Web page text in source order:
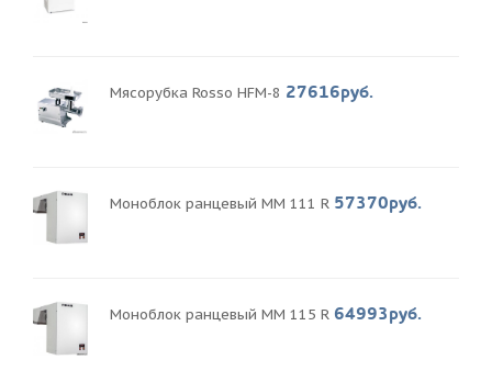
Мясорубка Rosso HFM-8 27616руб.
Моноблок ранцевый MM 111 R 57370руб.
Моноблок ранцевый MM 115 R 64993руб.